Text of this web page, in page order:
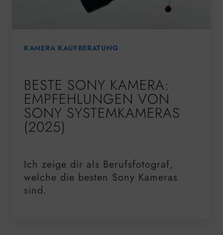
KAMERA KAUFBERATUNG
BESTE SONY KAMERA:
EMPFEHLUNGEN VON
SONY SYSTEMKAMERAS
(2025)
Ich zeige dir als Berufsfotograf,
welche die besten Sony Kameras
sind.